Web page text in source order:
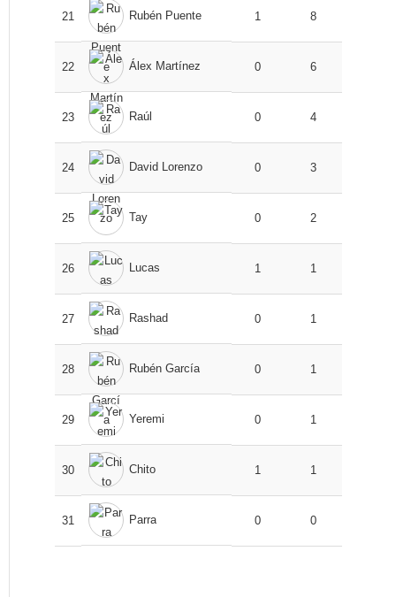
21 Rubén Puente 1 8
22 Álex Martínez 0 6
23 Raúl 0 4
24 David Lorenzo 0 3
25 Tay 0 2
26 Lucas 1 1
27 Rashad 0 1
28 Rubén García 0 1
29 Yeremi 0 1
30 Chito 1 1
31 Parra 0 0